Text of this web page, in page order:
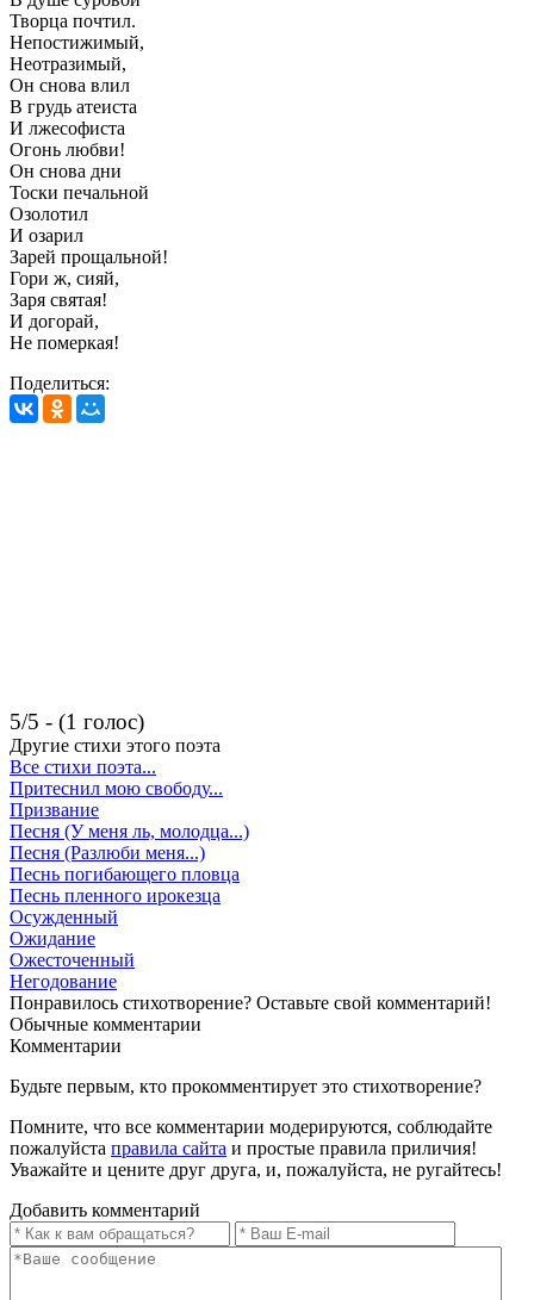
Творца почтил.
Непостижимый,
Неотразимый,
Он снова влил
В грудь атеиста
И лжесофиста
Огонь любви!
Он снова дни
Тоски печальной
Озолотил
И озарил
Зарей прощальной!
Гори ж, сияй,
Заря святая!
И догорай,
Не померкая!
Поделиться:
5/5 - (1 голос)
Другие стихи этого поэта
Все стихи поэта...
Притеснил мою свободу...
Призвание
Песня (У меня ль, молодца...)
Песня (Разлюби меня...)
Песнь погибающего пловца
Песнь пленного ирокезца
Осужденный
Ожидание
Ожесточенный
Негодование
Понравилось стихотворение? Оставьте свой комментарий!
Обычные комментарии
Комментарии
Будьте первым, кто прокомментирует это стихотворение?
Помните, что все комментарии модерируются, соблюдайте
пожалуйста правила сайта и простые правила приличия!
Уважайте и цените друг друга, и, пожалуйста, не ругайтесь!
Добавить комментарий